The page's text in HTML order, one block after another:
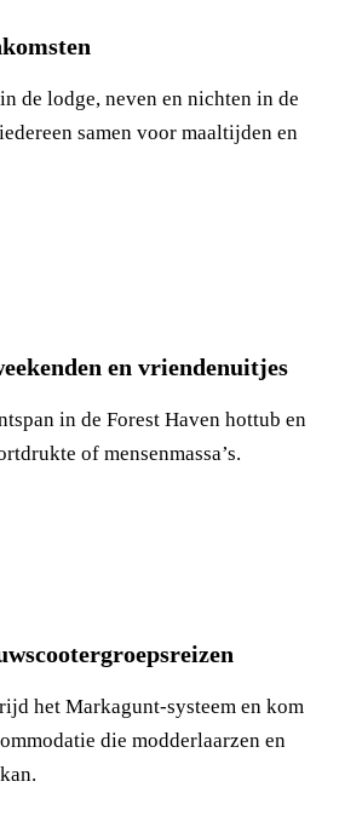
de lodge, neven en nichten in de
samen voor maaltijden en
en vriendenuitjes
in de Forest Haven hottub en
of mensenmassa’s.
het Markagunt-systeem en kom
die modderlaarzen en